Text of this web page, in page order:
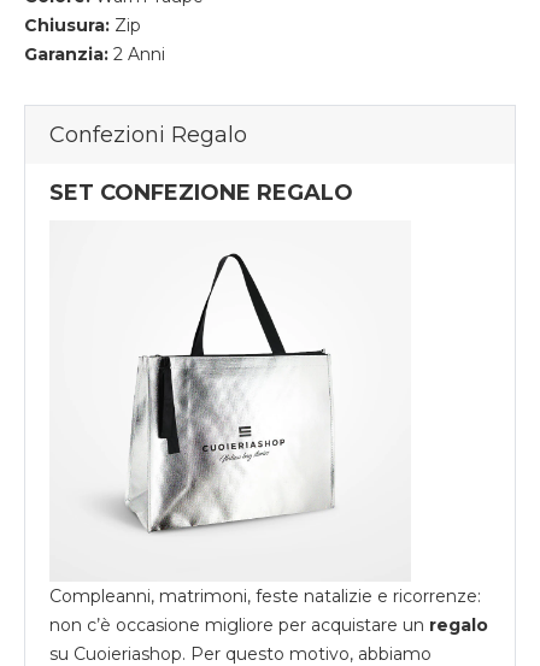
Chiusura: Zip
Garanzia: 2 Anni
Confezioni Regalo
SET CONFEZIONE REGALO
Compleanni, matrimoni, feste natalizie e ricorrenze:
non c’è occasione migliore per acquistare un regalo
su Cuoieriashop. Per questo motivo, abbiamo